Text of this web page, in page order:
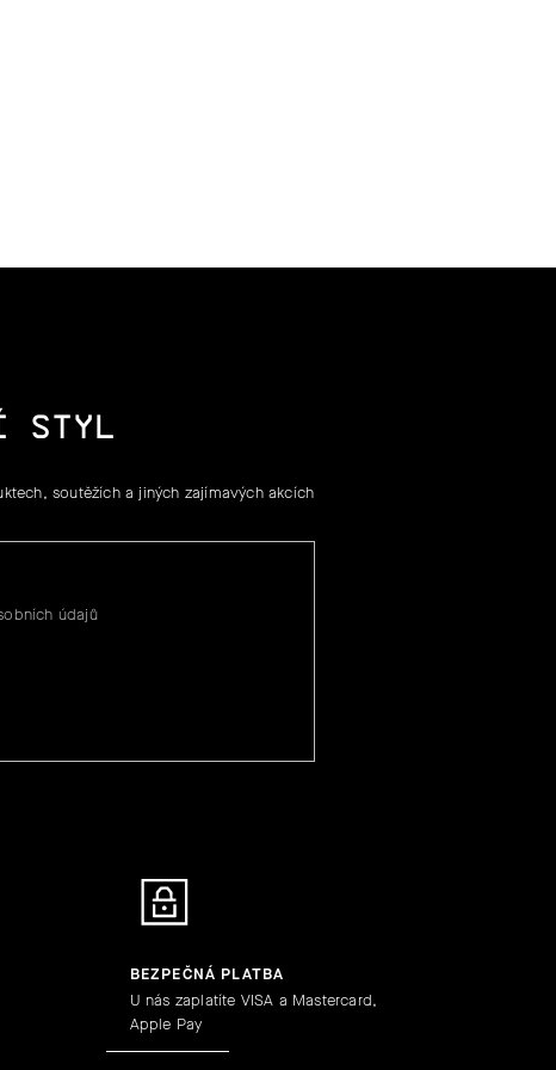
STYL
soutěžích a jiných zajímavých akcích
údajů
BEZPEČNÁ PLATBA
U nás zaplatíte VISA a Mastercard,
Apple Pay